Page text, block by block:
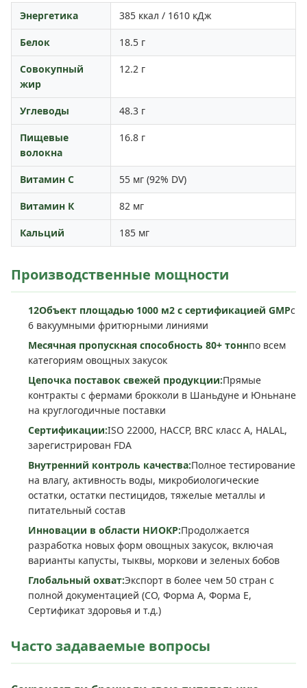
Энергетика 385 ккал / 1610 кДж
Белок 18.5 г
Совокупный
жир
12.2 г
Углеводы 48.3 г
Пищевые
волокна
16.8 г
Витамин С 55 мг (92% DV)
Витамин К 82 мг
Кальций 185 мг
Производственные мощности
12Объект площадью 1000 м2 с сертификацией GMPс
6 вакуумными фритюрными линиями
Месячная пропускная способность 80+ тоннпо всем
категориям овощных закусок
Цепочка поставок свежей продукции:Прямые
контракты с фермами брокколи в Шаньдуне и Юньнане
на круглогодичные поставки
Сертификации:ISO 22000, HACCP, BRC класс A, HALAL,
зарегистрирован FDA
Внутренний контроль качества:Полное тестирование
на влагу, активность воды, микробиологические
остатки, остатки пестицидов, тяжелые металлы и
питательный состав
Инновации в области НИОКР:Продолжается
разработка новых форм овощных закусок, включая
варианты капусты, тыквы, моркови и зеленых бобов
Глобальный охват:Экспорт в более чем 50 стран с
полной документацией (CO, Форма A, Форма E,
Сертификат здоровья и т.д.)
Часто задаваемые вопросы